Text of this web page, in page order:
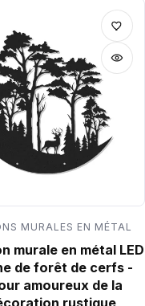
MURALES EN MÉTAL
murale en métal LED
de forêt de cerfs -
amoureux de la